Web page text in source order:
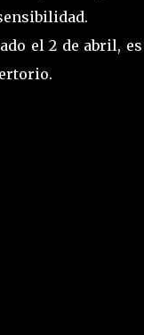
el 2 de abril,